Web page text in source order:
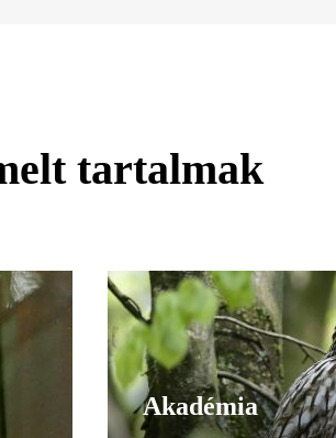
tartalmak
Akadémia